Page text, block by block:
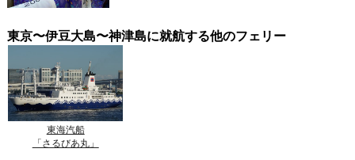
東京〜伊豆大島〜神津島に就航する他のフェリー
東海汽船
「さるびあ丸」